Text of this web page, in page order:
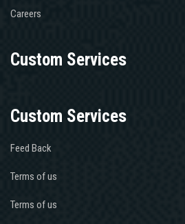
Careers
Custom Services
Custom Services
Feed Back
Terms of us
Terms of us